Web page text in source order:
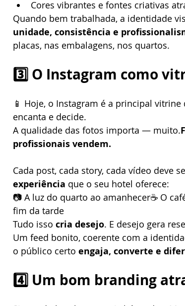
Cores vibrantes e fontes criativas
Quando bem trabalhada, a identidade
unidade, consistência e
placas, nas embalagens, nos quartos.
3️⃣ O Instagram como
📱 Hoje, o Instagram é a principal
encanta e decide.
A qualidade das fotos importa — muito.
profissionais vendem.
Cada post, cada story, cada vídeo deve
experiência que o seu hotel oferece:
📷 A luz do quarto ao amanhecer☕ O
fim da tarde
Tudo isso cria desejo. E desejo gera
Um feed bonito, coerente com a
o público certo engaja, converte e
4️⃣ Um bom branding